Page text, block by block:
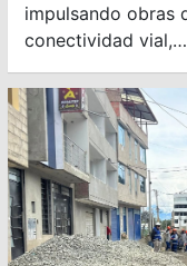
impulsando obras
conectividad vial,…